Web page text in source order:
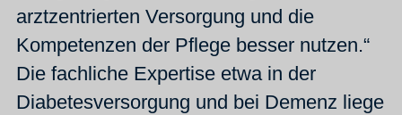
arztzentrierten Versorgung und die
Kompetenzen der Pflege besser nutzen.“
Die fachliche Expertise etwa in der
Diabetesversorgung und bei Demenz liege